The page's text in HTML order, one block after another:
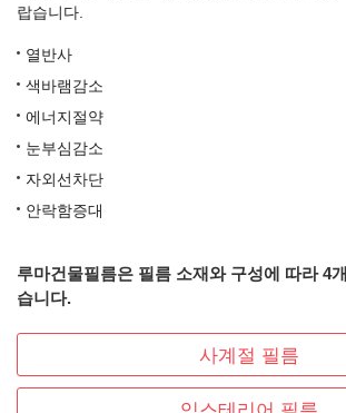
랍습니다.
열반사
색바램감소
에너지절약
눈부심감소
자외선차단
안락함증대
루마건물필름은 필름 소재와 구성에 따라 4
습니다.
사계절 필름